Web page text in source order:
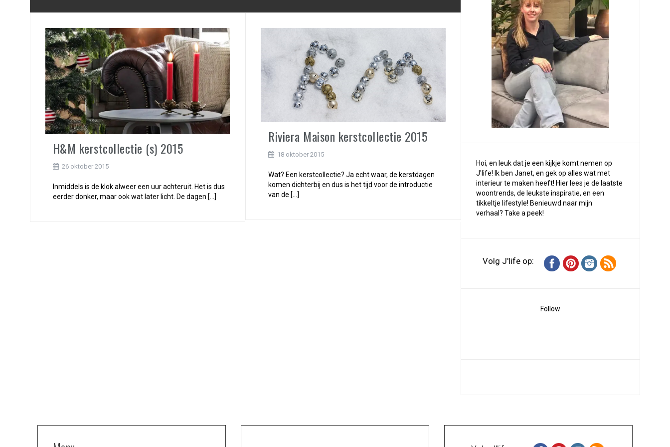
H&M kerstcollectie (s) 2015
26 oktober 2015
Inmiddels is de klok alweer een uur achteruit. Het is dus
eerder donker, maar ook wat later licht. De dagen […]
Riviera Maison kerstcollectie 2015
18 oktober 2015
Wat? Een kerstcollectie? Ja echt waar, de kerstdagen
komen dichterbij en dus is het tijd voor de introductie
van de […]
Hoi, en leuk dat je een kijkje komt nemen op
J'life! Ik ben Janet, en gek op alles wat met
interieur te maken heeft! Hier lees je de laatste
woontrends, de leukste inspiratie, en een
tikkeltje lifestyle! Benieuwd naar mijn
verhaal? Take a peek!
Volg J'life op:
Follow